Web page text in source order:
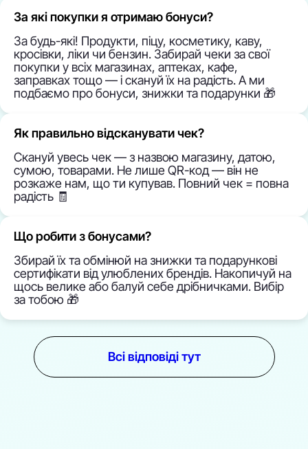
За які покупки я отримаю бонуси?
За будь-які! Продукти, піцу, косметику, каву,
кросівки, ліки чи бензин. Забирай чеки за свої
покупки у всіх магазинах, аптеках, кафе,
заправках тощо — і скануй їх на радість. А ми
подбаємо про бонуси, знижки та подарунки 🎁
Як правильно відсканувати чек?
Скануй увесь чек — з назвою магазину, датою,
сумою, товарами. Не лише QR-код — він не
розкаже нам, що ти купував. Повний чек = повна
радість 🧾
Що робити з бонусами?
Збирай їх та обмінюй на знижки та подарункові
сертифікати від улюблених брендів. Накопичуй на
щось велике або балуй себе дрібничками. Вибір
за тобою 🎁
Всі відповіді тут